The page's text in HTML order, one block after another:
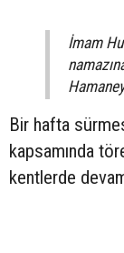
İmam
Bir hafta
kapsamında
kentlerde